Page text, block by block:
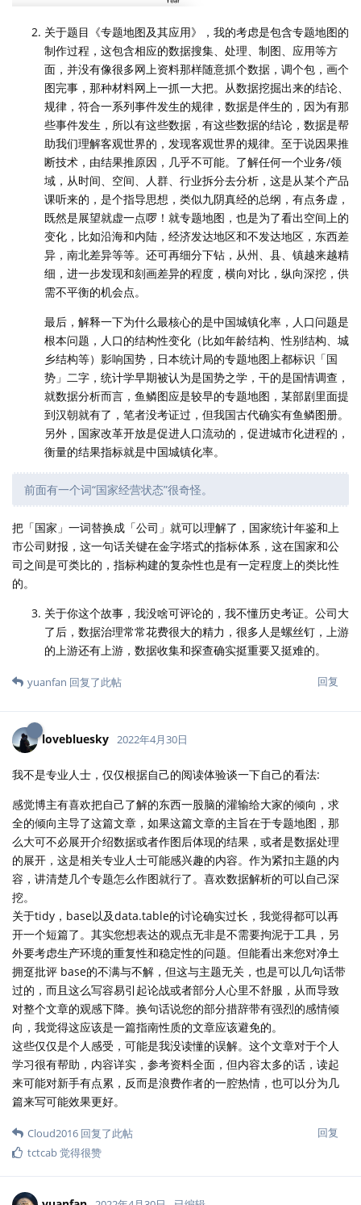
关于题目《专题地图及其应用》，我的考虑是包含专题地图的
制作过程，这包含相应的数据搜集、处理、制图、应用等方
面，并没有像很多网上资料那样随意抓个数据，调个包，画个
图完事，那种材料网上一抓一大把。从数据挖掘出来的结论、
规律，符合一系列事件发生的规律，数据是伴生的，因为有那
些事件发生，所以有这些数据，有这些数据的结论，数据是帮
助我们理解客观世界的，发现客观世界的规律。至于说因果推
断技术，由结果推原因，几乎不可能。了解任何一个业务/领
域，从时间、空间、人群、行业拆分去分析，这是从某个产品
课听来的，是个指导思想，类似九阴真经的总纲，有点务虚，
既然是展望就虚一点啰！就专题地图，也是为了看出空间上的
变化，比如沿海和内陆，经济发达地区和不发达地区，东西差
异，南北差异等等。还可再细分下钻，从州、县、镇越来越精
细，进一步发现和刻画差异的程度，横向对比，纵向深挖，供
需不平衡的机会点。
最后，解释一下为什么最核心的是中国城镇化率，人口问题是
根本问题，人口的结构性变化（比如年龄结构、性别结构、城
乡结构等）影响国势，日本统计局的专题地图上都标识「国
势」二字，统计学早期被认为是国势之学，干的是国情调查，
就数据分析而言，鱼鳞图应是较早的专题地图，某部剧里面提
到汉朝就有了，笔者没考证过，但我国古代确实有鱼鳞图册。
另外，国家改革开放是促进人口流动的，促进城市化进程的，
衡量的结果指标就是中国城镇化率。
前面有一个词“国家经营状态”很奇怪。
把「国家」一词替换成「公司」就可以理解了，国家统计年鉴和上
市公司财报，这一句话关键在金字塔式的指标体系，这在国家和公
司之间是可类比的，指标构建的复杂性也是有一定程度上的类比性
的。
关于你这个故事，我没啥可评论的，我不懂历史考证。公司大
了后，数据治理常常花费很大的精力，很多人是螺丝钉，上游
的上游还有上游，数据收集和探查确实挺重要又挺难的。
回复
yuanfan 回复了此帖
lovebluesky 2022年4月30日
我不是专业人士，仅仅根据自己的阅读体验谈一下自己的看法:
感觉博主有喜欢把自己了解的东西一股脑的灌输给大家的倾向，求
全的倾向主导了这篇文章，如果这篇文章的主旨在于专题地图，那
么大可不必展开介绍数据或者作图后体现的结果，或者是数据处理
的展开，这是相关专业人士可能感兴趣的内容。作为紧扣主题的内
容，讲清楚几个专题怎么作图就行了。喜欢数据解析的可以自己深
挖。
关于tidy，base以及data.table的讨论确实过长，我觉得都可以再
开一个短篇了。其实您想表达的观点无非是不需要拘泥于工具，另
外要考虑生产环境的重复性和稳定性的问题。但能看出来您对净土
拥趸批评 base的不满与不解，但这与主题无关，也是可以几句话带
过的，而且这么写容易引起论战或者部分人心里不舒服，从而导致
对整个文章的观感下降。换句话说您的部分措辞带有强烈的感情倾
向，我觉得这应该是一篇指南性质的文章应该避免的。
这些仅仅是个人感受，可能是我没读懂的误解。这个文章对于个人
学习很有帮助，内容详实，参考资料全面，但内容太多的话，读起
来可能对新手有点累，反而是浪费作者的一腔热情，也可以分为几
篇来写可能效果更好。
回复
Cloud2016 回复了此帖
tctcab觉得很赞